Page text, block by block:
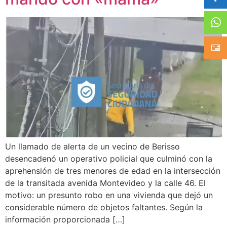
Un llamado de alerta de un vecino de Berisso
desencadenó un operativo policial que culminó con la
aprehensión de tres menores de edad en la intersección
de la transitada avenida Montevideo y la calle 46. El
motivo: un presunto robo en una vivienda que dejó un
considerable número de objetos faltantes. Según la
información proporcionada […]